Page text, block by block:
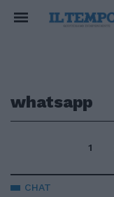
whatsapp
1
CHAT